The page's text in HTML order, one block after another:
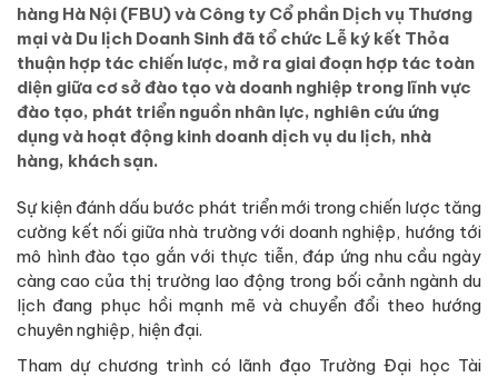
hàng Hà Nội (FBU) và Công ty Cổ phần Dịch vụ Thương
mại và Du lịch Doanh Sinh đã tổ chức Lễ ký kết Thỏa
thuận hợp tác chiến lược, mở ra giai đoạn hợp tác toàn
diện giữa cơ sở đào tạo và doanh nghiệp trong lĩnh vực
đào tạo, phát triển nguồn nhân lực, nghiên cứu ứng
dụng và hoạt động kinh doanh dịch vụ du lịch, nhà
hàng, khách sạn.
Sự kiện đánh dấu bước phát triển mới trong chiến lược tăng
cường kết nối giữa nhà trường với doanh nghiệp, hướng tới
mô hình đào tạo gắn với thực tiễn, đáp ứng nhu cầu ngày
càng cao của thị trường lao động trong bối cảnh ngành du
lịch đang phục hồi mạnh mẽ và chuyển đổi theo hướng
chuyên nghiệp, hiện đại.
Tham dự chương trình có lãnh đạo Trường Đại học Tài